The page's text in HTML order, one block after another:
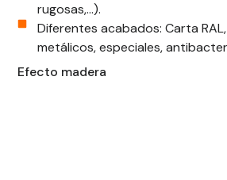
rugosas,...).
Diferentes acabados: Carta
metálicos, especiales,
Efecto madera